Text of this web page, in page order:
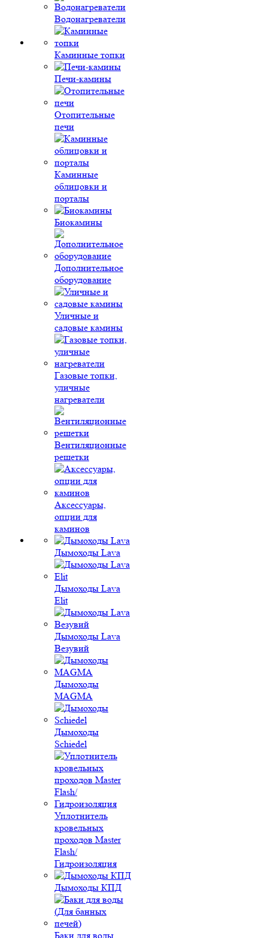
Водонагреватели
Каминные топки
Печи-камины
Отопительные
печи
Каминные
облицовки и
порталы
Биокамины
Дополнительное
оборудование
Уличные и
садовые камины
Газовые топки,
уличные
нагреватели
Вентиляционные
решетки
Аксессуары,
опции для
каминов
Дымоходы Lava
Дымоходы Lava
Elit
Дымоходы Lava
Везувий
Дымоходы
MAGMA
Дымоходы
Schiedel
Уплотнитель
кровельных
проходов Master
Flash/
Гидроизоляция
Дымоходы КПД
Баки для воды